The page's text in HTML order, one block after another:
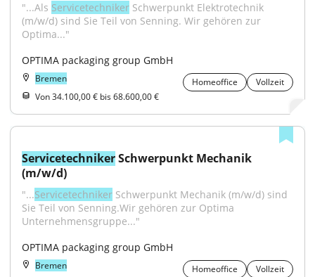
"...Als Servicetechniker Schwerpunkt Elektrotechnik
(m/w/d) sind Sie Teil von Senning. Wir gehören zur
Optima..."
OPTIMA packaging group GmbH
Bremen Homeoffice
Vollzeit
Von 34.100,00 € bis 68.600,00 €
Servicetechniker Schwerpunkt Mechanik
(m/w/d)
"...Servicetechniker Schwerpunkt Mechanik (m/w/d) sind
Sie Teil von Senning.Wir gehören zur Optima
Unternehmensgruppe..."
OPTIMA packaging group GmbH
Bremen Homeoffice
Vollzeit